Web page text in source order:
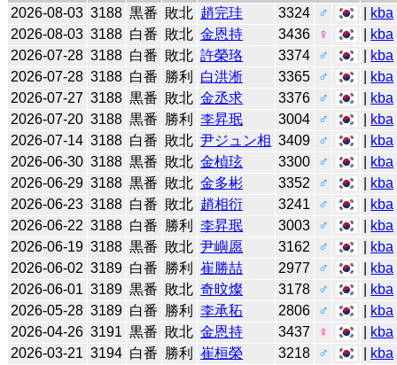
2026-08-03 3188 黒番 敗北 趙完珪 3324 ♂ kba
2026-08-03 3188 白番 敗北 金恩持 3436 ♀ kba
2026-07-28 3188 白番 敗北 許榮珞 3374 ♂ kba
2026-07-28 3188 白番 勝利 白洪淅 3365 ♂ kba
2026-07-27 3188 黒番 敗北 金丞求 3376 ♂ kba
2026-07-20 3188 黒番 勝利 李昇珉 3004 ♂ kba
2026-07-14 3188 白番 敗北 尹ジュン相 3409 ♂ kba
2026-06-30 3188 黒番 敗北 金楨玹 3300 ♂ kba
2026-06-29 3188 黒番 敗北 金多彬 3352 ♂ kba
2026-06-23 3188 白番 敗北 趙相衍 3241 ♂ kba
2026-06-22 3188 白番 勝利 李昇珉 3003 ♂ kba
2026-06-19 3188 黒番 敗北 尹嶼愿 3162 ♂ kba
2026-06-02 3189 白番 勝利 崔勝喆 2977 ♂ kba
2026-06-01 3189 黒番 敗北 奇旼燦 3178 ♂ kba
2026-05-28 3189 白番 勝利 李承䄷 2806 ♂ kba
2026-04-26 3191 黒番 敗北 金恩持 3437 ♀ kba
2026-03-21 3194 白番 勝利 崔桓榮 3218 ♂ kba